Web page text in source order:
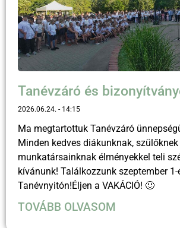
Tanévzáró és
2026.06.24. 14:15
Ma megtartottuk Tanévzáró
Minden kedves diákunknak, szülőknek
munkatársainknak élményekkel teli
kívánunk! Találkozzunk szeptember 1-
Tanévnyitón!Éljen a VAKÁCIÓ! 🙂
TOVÁBB OLVASOM